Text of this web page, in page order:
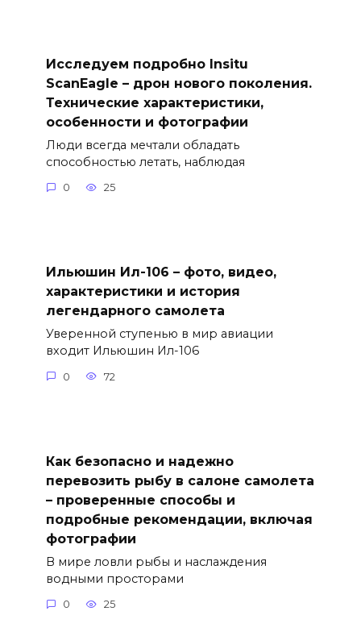
Исследуем подробно Insitu
ScanEagle – дрон нового поколения.
Технические характеристики,
особенности и фотографии
Люди всегда мечтали обладать
способностью летать, наблюдая
0 25
Ильюшин Ил-106 – фото, видео,
характеристики и история
легендарного самолета
Уверенной ступенью в мир авиации
входит Ильюшин Ил-106
0 72
Как безопасно и надежно
перевозить рыбу в салоне самолета
– проверенные способы и
подробные рекомендации, включая
фотографии
В мире ловли рыбы и наслаждения
водными просторами
0 25